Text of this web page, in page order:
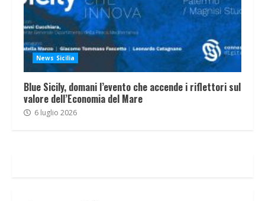
News Sicilia
Blue Sicily, domani l’evento che accende i riflettori sul
valore dell’Economia del Mare
6 luglio 2026